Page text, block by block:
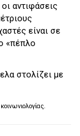
αντιφάσεις
είναι σε
«πέπλο
στολίζει με